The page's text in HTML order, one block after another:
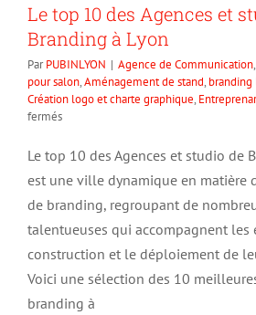
Le top 10 des Agences et
Branding à Lyon
ParPUBINLYON | Agence de Communication,
pour salon,Aménagement de stand,
Création logo et charte graphique,
ferméssur
top
des
Agences
studio
de
Branding
à
Lyon
Le top 10 des Agences et studio de
est une ville dynamique en matière
de branding, regroupant de
talentueuses qui accompagnent les
construction et le déploiement de
Voici une sélection des 10
branding à